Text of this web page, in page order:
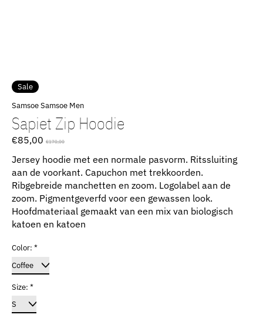
Sale
Samsoe Samsoe Men
Sapiet Zip Hoodie
€85,00 €170,00
Jersey hoodie met een normale pasvorm. Ritssluiting
aan de voorkant. Capuchon met trekkoorden.
Ribgebreide manchetten en zoom. Logolabel aan de
zoom. Pigmentgeverfd voor een gewassen look.
Hoofdmateriaal gemaakt van een mix van biologisch
katoen en katoen
Color: *
Size: *